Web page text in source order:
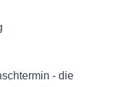
- die